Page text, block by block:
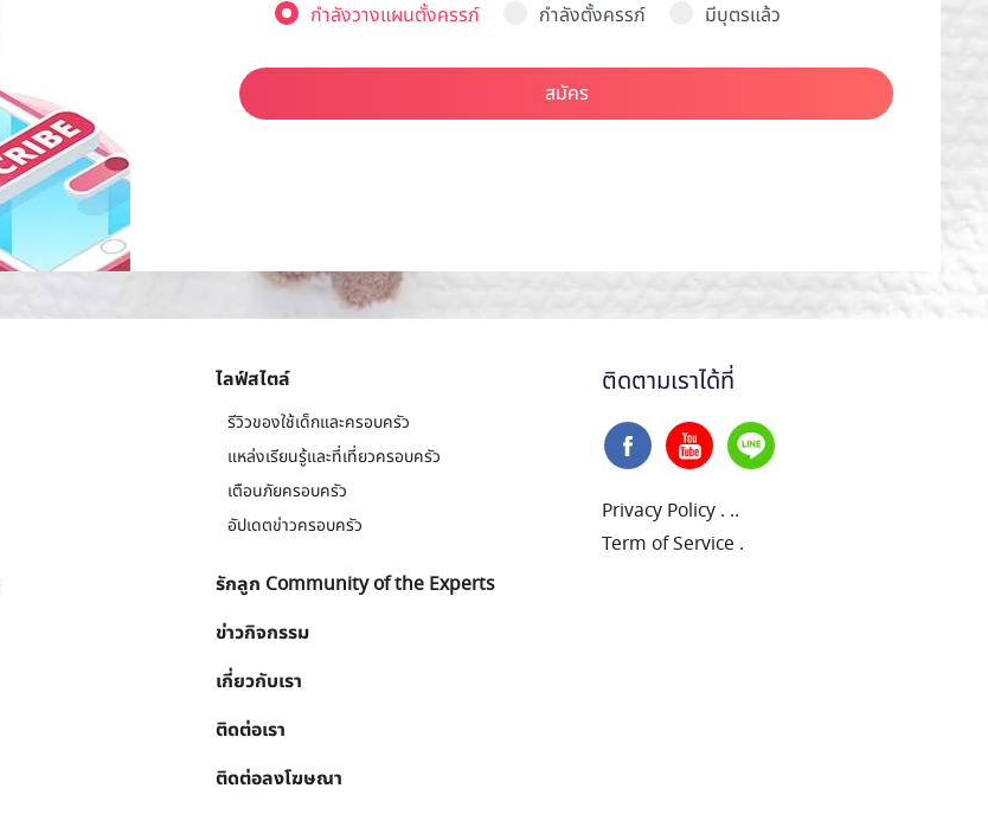
กำลังวางแผนตั้งครรภ์
กำลังตั้งครรภ์ มีบุตรแล้ว
สมัคร
ไลฟ์สไตล์
รีวิวของใช้เด็กและครอบครัว
แหล่งเรียนรู้และที่เที่ยวครอบครัว
เตือนภัยครอบครัว
อัปเดตข่าวครอบครัว
รักลูก Community of the Experts
ข่าวกิจกรรม
เกี่ยวกับเรา
ติดต่อเรา
ติดต่อลงโฆษณา
ติดตามเราได้ที่
Privacy Policy . ..
Term of Service .